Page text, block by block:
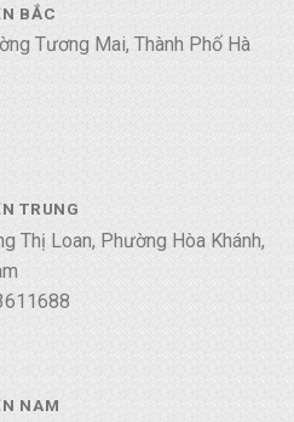
BẮC
Tương Mai, Thành Phố Hà
TRUNG
Thị Loan, Phường Hòa Khánh,
NAM